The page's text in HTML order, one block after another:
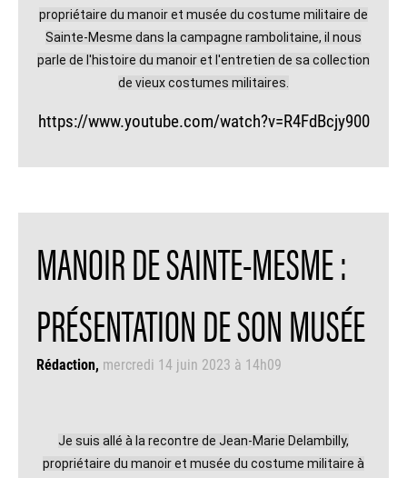
propriétaire du manoir et musée du costume militaire de
Sainte-Mesme dans la campagne rambolitaine, il nous
parle de l'histoire du manoir et l'entretien de sa collection
de vieux costumes militaires.
https://www.youtube.com/watch?v=R4FdBcjy900
MANOIR DE SAINTE-MESME :
PRÉSENTATION DE SON MUSÉE
Rédaction mercredi 14 juin 2023 à 14h09
Je suis allé à la recontre de Jean-Marie Delambilly,
propriétaire du manoir et musée du costume militaire à